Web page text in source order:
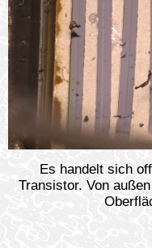
Es handelt sich
Transistor. Von